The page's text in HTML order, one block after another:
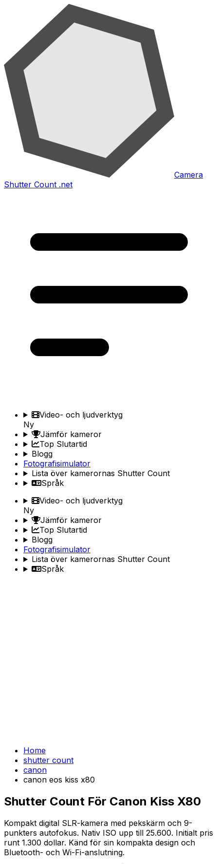
Camera
Shutter Count .net
Video- och ljudverktyg
Ny
Jämför kameror
Top Slutartid
Blogg
Fotografisimulator
Lista över kamerornas Shutter Count
Språk
Video- och ljudverktyg
Ny
Jämför kameror
Top Slutartid
Blogg
Fotografisimulator
Lista över kamerornas Shutter Count
Språk
Home
shutter count
canon
canon eos kiss x80
Shutter Count För Canon Kiss X80
Kompakt digital SLR-kamera med pekskärm och 9-
punkters autofokus. Nativ ISO upp till 25.600. Initialt pris
runt 1.300 dollar. Känd för sin kompakta design och
Bluetooth- och Wi-Fi-anslutning.